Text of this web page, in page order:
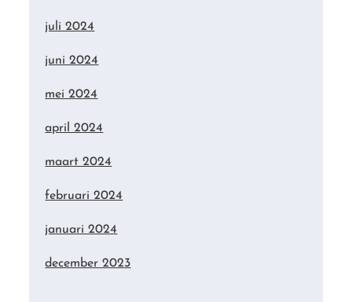
juli 2024
juni 2024
mei 2024
april 2024
maart 2024
februari 2024
januari 2024
december 2023